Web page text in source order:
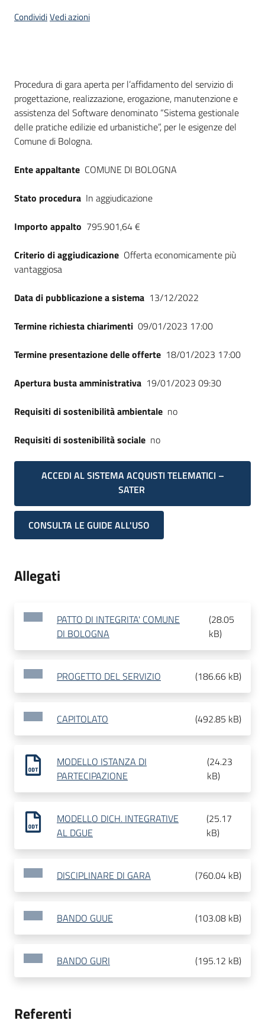
CondividiVedi azioni
Dati del bando
Procedura di gara aperta per l’affidamento del servizio di
progettazione, realizzazione, erogazione, manutenzione e
assistenza del Software denominato “Sistema gestionale
delle pratiche edilizie ed urbanistiche”, per le esigenze del
Comune di Bologna.
Ente appaltante COMUNE DI BOLOGNA
Stato procedura In aggiudicazione
Importo appalto 795.901,64 €
Criterio di aggiudicazione Offerta economicamente più
vantaggiosa
Data di pubblicazione a sistema 13/12/2022
Termine richiesta chiarimenti 09/01/2023 17:00
Termine presentazione delle offerte 18/01/2023 17:00
Apertura busta amministrativa 19/01/2023 09:30
Requisiti di sostenibilità ambientale no
Requisiti di sostenibilità sociale no
ACCEDI AL SISTEMA ACQUISTI TELEMATICI –
SATER
CONSULTA LE GUIDE ALL'USO
Allegati
PATTO DI INTEGRITA' COMUNE
DI BOLOGNA
(28.05
kB)
PROGETTO DEL SERVIZIO (186.66 kB)
CAPITOLATO (492.85 kB)
MODELLO ISTANZA DI
PARTECIPAZIONE
(24.23
kB)
MODELLO DICH. INTEGRATIVE
AL DGUE
(25.17
kB)
DISCIPLINARE DI GARA (760.04 kB)
BANDO GUUE (103.08 kB)
BANDO GURI (195.12 kB)
Referenti